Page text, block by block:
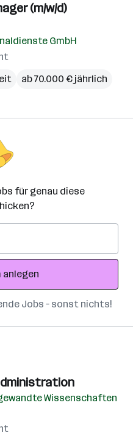
(m/w/d)
GmbH
ab 70.000 € jährlich
für genau diese
anlegen
Jobs – sonst nichts!
Wissenschaften